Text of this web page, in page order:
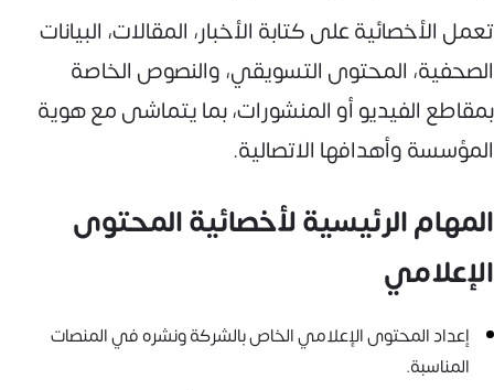
تعمل الأخصائية على كتابة الأخبار، المقالات، البيانات
الصحفية، المحتوى التسويقي، والنصوص الخاصة
بمقاطع الفيديو أو المنشورات، بما يتماشى مع هوية
المؤسسة وأهدافها الاتصالية.
المهام الرئيسية لأخصائية المحتوى
الإعلامي
إعداد المحتوى الإعلامي الخاص بالشركة ونشره في المنصات
المناسبة.